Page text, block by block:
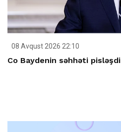
08 Avqust 2026 22:10
Co Baydenin səhhəti pisləşdi